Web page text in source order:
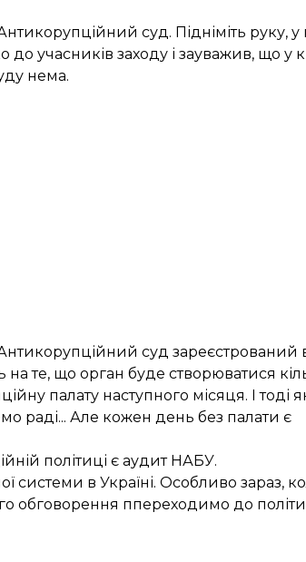
суд. Підніміть руку, у
учасників заходу і зауважив, що у
нема.
суд зареєстрований
те, що орган буде створюватися
палату наступного місяця. І тоді
раді... Але кожен день без палати є
політиці є аудит НАБУ.
системи в Україні. Особливо зараз,
обговорення ппереходимо до